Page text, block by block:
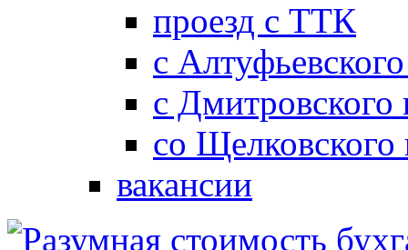
проезд с ТТК
с
с Дмитровского
со Щелковского
вакансии